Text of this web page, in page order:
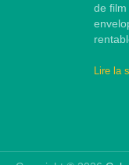
de
Lire la